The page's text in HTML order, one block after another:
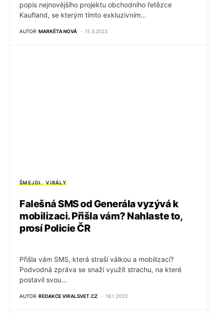
popis nejnovějšího projektu obchodního řetězce
Kaufland, se kterým tímto exkluzivním…
AUTOR MARKÉTA NOVÁ 15.3.2023
ŠMEJDI VIRÁLY
Falešná SMS od Generála vyzývá k
mobilizaci. Přišla vám? Nahlaste to,
prosí Policie ČR
Přišla vám SMS, která straší válkou a mobilizací?
Podvodná zpráva se snaží využít strachu, na které
postavil svou…
AUTOR REDAKCE VIRALSVET.CZ 18.1.2023